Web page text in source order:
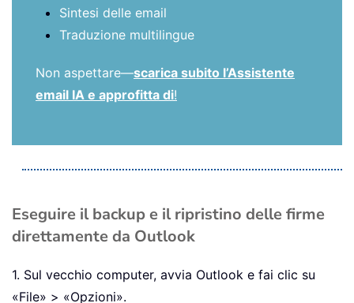
Sintesi delle email
Traduzione multilingue
Non aspettare—scarica subito l’Assistente
email IA e approfitta di!
Eseguire il backup e il ripristino delle firme
direttamente da Outlook
1. Sul vecchio computer, avvia Outlook e fai clic su
«File» > «Opzioni».